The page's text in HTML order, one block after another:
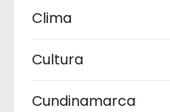
Clima
Cultura
Cundinamarca